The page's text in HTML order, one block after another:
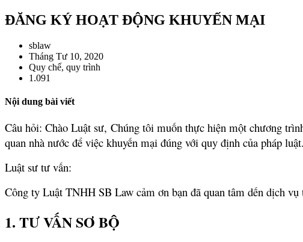
ĐĂNG KÝ HOẠT ĐỘNG KHUYẾN MẠI
sblaw
Tháng Tư 10, 2020
Quy chế, quy trình
1.091
Nội dung bài viết
Câu hỏi: Chào Luật sư, Chúng tôi muốn thực hiện một chương
quan nhà nước để việc khuyến mại đúng với quy định của pháp
Luật sư tư vấn:
Công ty Luật TNHH SB Law cảm ơn bạn đã quan tâm dến dịch
1. TƯ VẤN SƠ BỘ